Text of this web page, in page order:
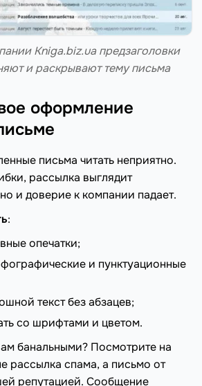
Kniga.biz.ua предзаголовки
и раскрывают тему письма
оформление
письма читать неприятно.
рассылка выглядит
и доверие к компании падает.
:
опечатки;
и пунктуационные
текст без абзацев;
со шрифтами и цветом.
банальными? Посмотрите на
рассылка спама, а письмо от
репутацией. Сообщение